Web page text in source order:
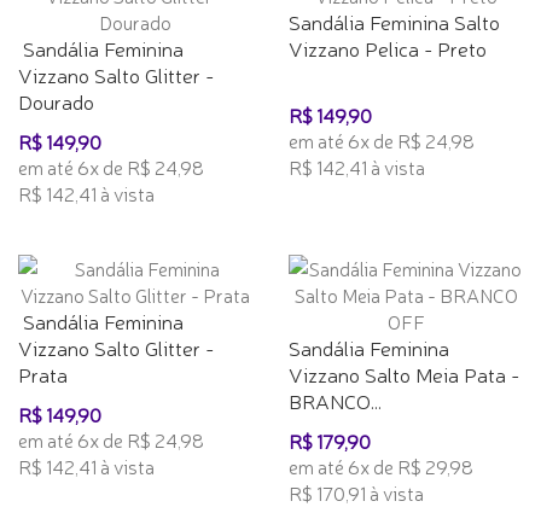
Sandália Feminina
Vizzano Salto Glitter -
Dourado
R$ 149,90
em até 6x de R$ 24,98
R$ 142,41 à vista
Sandália Feminina Salto
Vizzano Pelica - Preto
R$ 149,90
em até 6x de R$ 24,98
R$ 142,41 à vista
Sandália Feminina
Vizzano Salto Glitter -
Prata
R$ 149,90
em até 6x de R$ 24,98
R$ 142,41 à vista
Sandália Feminina
Vizzano Salto Meia Pata -
BRANCO...
R$ 179,90
em até 6x de R$ 29,98
R$ 170,91 à vista